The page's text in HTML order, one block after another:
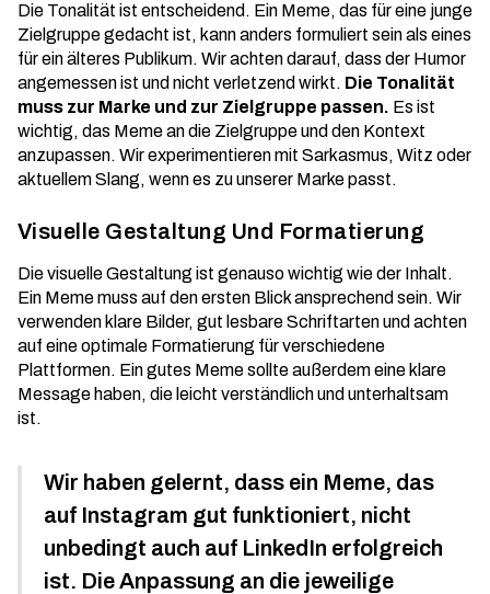
Die Tonalität ist entscheidend. Ein Meme, das für eine junge
Zielgruppe gedacht ist, kann anders formuliert sein als eines
für ein älteres Publikum. Wir achten darauf, dass der Humor
angemessen ist und nicht verletzend wirkt. Die Tonalität
muss zur Marke und zur Zielgruppe passen. Es ist
wichtig, das Meme an die Zielgruppe und den Kontext
anzupassen. Wir experimentieren mit Sarkasmus, Witz oder
aktuellem Slang, wenn es zu unserer Marke passt.
Visuelle Gestaltung Und Formatierung
Die visuelle Gestaltung ist genauso wichtig wie der Inhalt.
Ein Meme muss auf den ersten Blick ansprechend sein. Wir
verwenden klare Bilder, gut lesbare Schriftarten und achten
auf eine optimale Formatierung für verschiedene
Plattformen. Ein gutes Meme sollte außerdem eine klare
Message haben, die leicht verständlich und unterhaltsam
ist.
Wir haben gelernt, dass ein Meme, das
auf Instagram gut funktioniert, nicht
unbedingt auch auf LinkedIn erfolgreich
ist. Die Anpassung an die jeweilige